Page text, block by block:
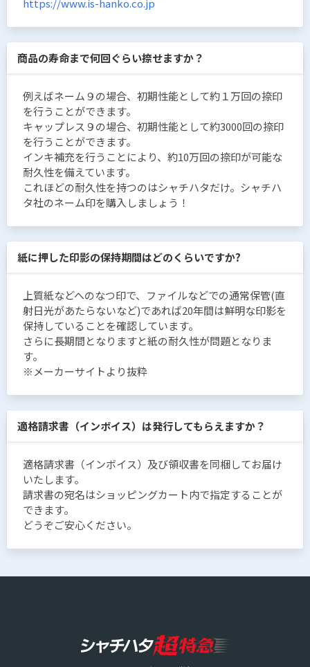
https://www.is-hanko.co.jp
商品の寿命まで何回ぐらい捺せますか？
例えばネーム９の場合、初期性能として約１万回の捺印
を行うことができます。
キャップレス９の場合、初期性能として約3000回の捺印
を行うことができます。
インキ補充を行うことにより、約10万回の捺印が可能な
耐久性を備えています。
これほどの耐久性を持つのはシャチハタだけ。シャチハ
タ社のネーム印を購入しましょう！
紙に押した印影の保持期間はどのくらいですか?
上質紙などへのなつ印で、ファイルなどでの通常保管(直
射日光があたらないなど)であれば20年間は鮮明な印影を
保持していることを確認しています。
さらに長期間となりますと紙の耐久性が問題となりま
す。
※メーカーサイトより抜粋
適格請求書（インボイス）は発行してもらえますか？
適格請求書（インボイス）及び領収書を同梱してお届け
いたします。
請求書の宛名はショッピングカート内で指定することが
できます。
どうぞご安心ください。